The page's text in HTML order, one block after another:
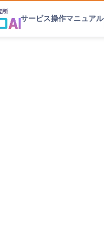
サービス操作マニュアル